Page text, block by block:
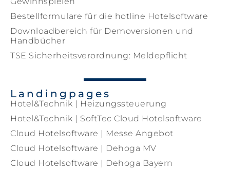
Bestellformulare für die hotline Hotelsoftware
Downloadbereich für Demoversionen und
Handbücher
TSE Sicherheitsverordnung: Meldepflicht
Landingpages
Hotel&Technik | Heizungssteuerung
Hotel&Technik | SoftTec Cloud Hotelsoftware
Cloud Hotelsoftware | Messe Angebot
Cloud Hotelsoftware | Dehoga MV
Cloud Hotelsoftware | Dehoga Bayern